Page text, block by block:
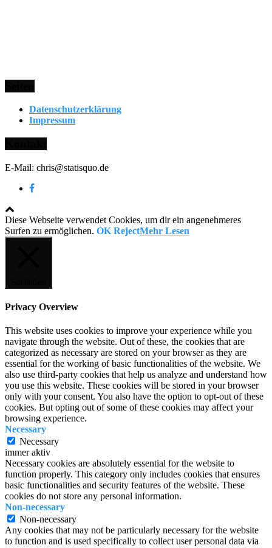
Datenschutzerklärung
Impressum
E-Mail: chris@statisquo.de
Diese Webseite verwendet Cookies, um dir ein angenehmeres
Surfen zu ermöglichen. OK RejectMehr Lesen
Privacy Overview
This website uses cookies to improve your experience while you
navigate through the website. Out of these, the cookies that are
categorized as necessary are stored on your browser as they are
essential for the working of basic functionalities of the website. We
also use third-party cookies that help us analyze and understand how
you use this website. These cookies will be stored in your browser
only with your consent. You also have the option to opt-out of these
cookies. But opting out of some of these cookies may affect your
browsing experience.
Necessary
Necessary
immer aktiv
Necessary cookies are absolutely essential for the website to
function properly. This category only includes cookies that ensures
basic functionalities and security features of the website. These
cookies do not store any personal information.
Non-necessary
Non-necessary
Any cookies that may not be particularly necessary for the website
to function and is used specifically to collect user personal data via